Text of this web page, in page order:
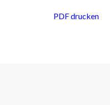
PDF drucken